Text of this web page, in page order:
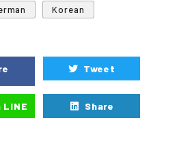
Korean
Tweet
LINE Share